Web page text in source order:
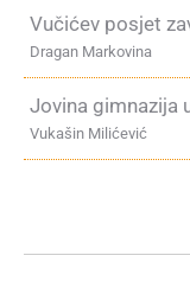
Vučićev posjet
Dragan Markovina
Jovina gimnazija
Vukašin Milićević